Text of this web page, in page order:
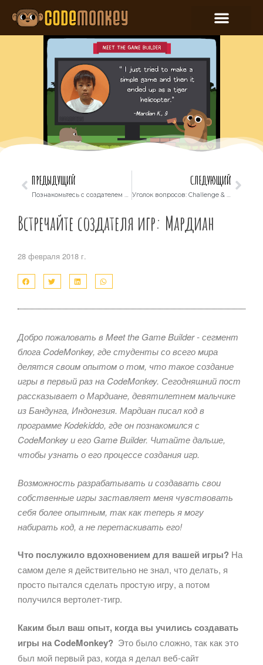
ПРЕДЫДУЩИЙ
Познакомьтесь с создателем испытаний: Джен-Сюань
СЛЕДУЮЩИЙ
Уголок вопросов: Challenge & Game Builder 101
Встречайте создателя игр: Мардиан
28 февраля 2018 г.
Добро пожаловать в Meet the Game Builder - сегмент
блога CodeMonkey, где студенты со всего мира
делятся своим опытом о том, что такое создание
игры в первый раз на CodeMonkey. Сегодняшний пост
рассказывает о Мардиане, девятилетнем мальчике
из Бандунга, Индонезия. Мардиан писал код в
программе Kodekiddo, где он познакомился с
CodeMonkey и его Game Builder. Читайте дальше,
чтобы узнать о его процессе создания игр.
Возможность разрабатывать и создавать свои
собственные игры заставляет меня чувствовать
себя более опытным, так как теперь я могу
набирать код, а не перетаскивать его!
Что послужило вдохновением для вашей игры? На
самом деле я действительно не знал, что делать, я
просто пытался сделать простую игру, а потом
получился вертолет-тигр.
Каким был ваш опыт, когда вы учились создавать
игры на CodeMonkey? Это было сложно, так как это
был мой первый раз, когда я делал веб-сайт